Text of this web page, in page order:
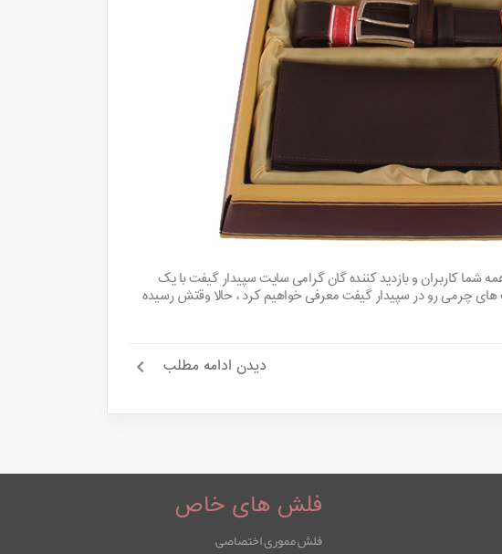
درود خدمت همه شما کاربران و بازدید کننده گان گرامی سایت سپیدار گیفت با یک
های چرمی رو در سپیدار گیفت معرفی خواهیم کرد ، حالا وقتش رسیده
دیدن ادامه مطلب
فلش های خاص
فلش مموری اختصاصی